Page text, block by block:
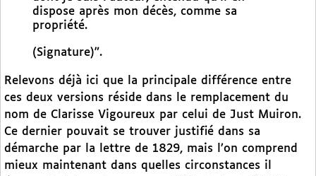
dispose après mon décès, comme sa
propriété.
(Signature)”.
Relevons déjà ici que la principale différence entre
ces deux versions réside dans le remplacement du
nom de Clarisse Vigoureux par celui de Just Muiron.
Ce dernier pouvait se trouver justifié dans sa
démarche par la lettre de 1829, mais l’on comprend
mieux maintenant dans quelles circonstances il